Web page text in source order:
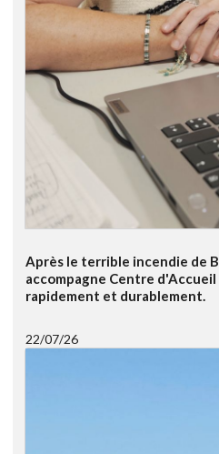
Après le terrible incendie de
accompagne Centre
rapidement et durablement.
22/07/26